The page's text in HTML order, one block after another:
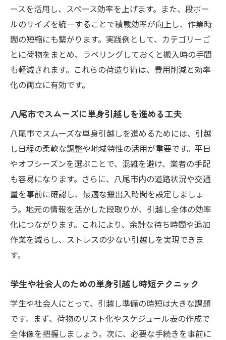
ースを活用し、スペース効率を上げます。また、段ボー
ルのサイズを統一することで積載効率が向上し、作業時
間の短縮にも繋がります。実践例として、カテゴリーご
とに荷物をまとめ、ラベリングしておくと搬入時の手間
も軽減されます。これらの荷造り術は、費用削減と効率
化の両立に有効です。
八尾市でスムーズに単身引越しを進める工夫
八尾市でスムーズな単身引越しを進めるためには、引越
し日程の柔軟な調整や地域特性の活用が重要です。平日
やオフシーズンを選ぶことで、混雑を避け、業者の手配
も容易になります。さらに、八尾市内の道路状況や交通
量を事前に確認し、最適な搬出入時間を設定しましょ
う。地元の情報を活かした段取りが、引越し全体の効率
化につながります。これにより、余計な待ち時間や追加
作業を減らし、ストレスの少ない引越しを実現できま
す。
学生や社会人のための単身引越し時短テクニック
学生や社会人にとって、引越し準備の時短は大きな課題
です。まず、荷物のリスト化やスケジュール表の作成で
全体像を把握しましょう。次に、必要な手続きを事前に